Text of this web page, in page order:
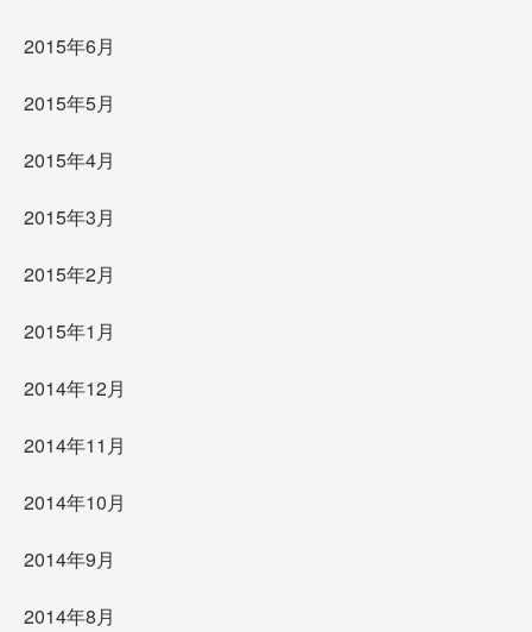
2015年6月
2015年5月
2015年4月
2015年3月
2015年2月
2015年1月
2014年12月
2014年11月
2014年10月
2014年9月
2014年8月